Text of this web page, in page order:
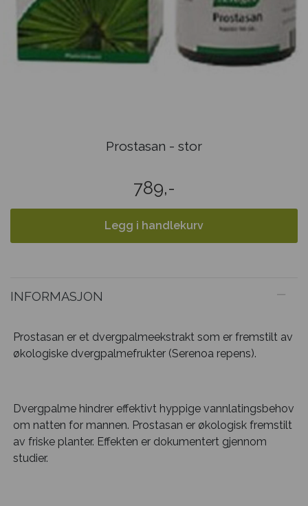
Prostasan - stor
789,-
Legg i handlekurv
INFORMASJON
Prostasan er et dvergpalmeekstrakt som er fremstilt av
økologiske dvergpalmefrukter (Serenoa repens).
Dvergpalme hindrer effektivt hyppige vannlatingsbehov
om natten for mannen. Prostasan er økologisk fremstilt
av friske planter. Effekten er dokumentert gjennom
studier.